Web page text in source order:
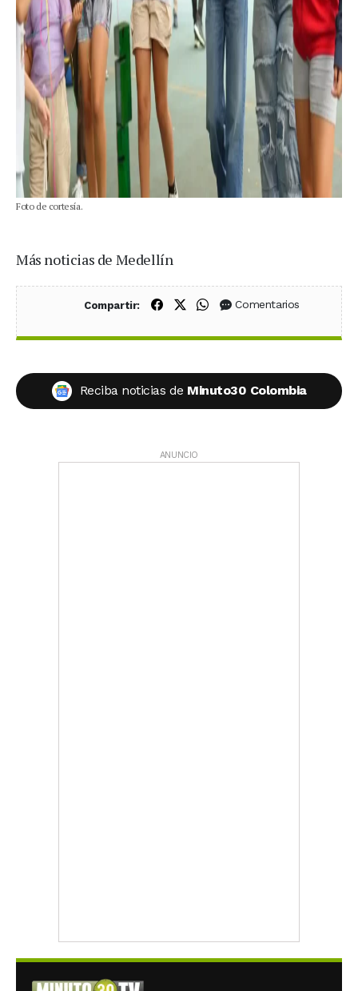
Foto de cortesía.
Más noticias de Medellín
Compartir: Compartir en Facebook
Compartir en X (Twitter)
Compartir en WhatsApp
Comentarios
Reciba noticias de Minuto30 Colombia
ANUNCIO